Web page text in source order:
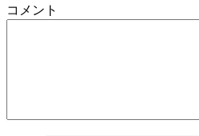
コメント